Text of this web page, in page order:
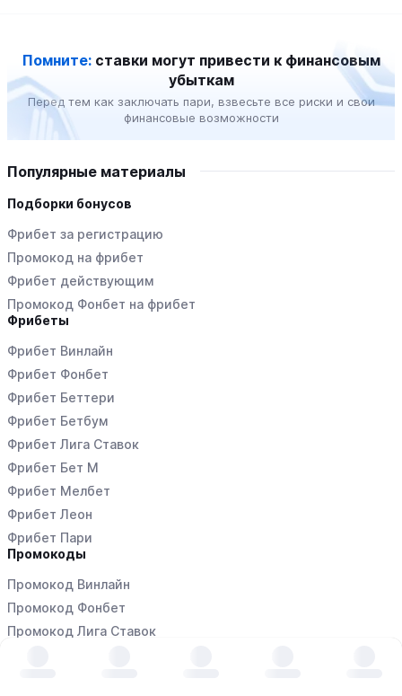
Помните: ставки могут привести к финансовым
убыткам
Перед тем как заключать пари, взвесьте все риски и свои
финансовые возможности
Популярные материалы
Подборки бонусов
Фрибет за регистрацию
Промокод на фрибет
Фрибет действующим
Промокод Фонбет на фрибет
Фрибеты
Фрибет Винлайн
Фрибет Фонбет
Фрибет Беттери
Фрибет Бетбум
Фрибет Лига Ставок
Фрибет Бет М
Фрибет Мелбет
Фрибет Леон
Фрибет Пари
Промокоды
Промокод Винлайн
Промокод Фонбет
Промокод Лига Ставок